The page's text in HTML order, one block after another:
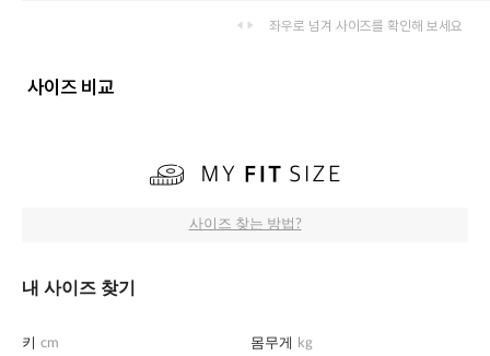
좌우로 넘겨 사이즈를 확인해 보세요
사이즈 비교